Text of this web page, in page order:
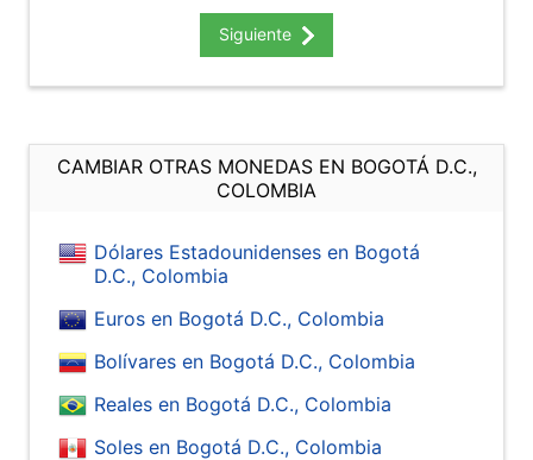
Siguiente
CAMBIAR OTRAS MONEDAS EN BOGOTÁ D.C.,
COLOMBIA
Dólares Estadounidenses en Bogotá
D.C., Colombia
Euros en Bogotá D.C., Colombia
Bolívares en Bogotá D.C., Colombia
Reales en Bogotá D.C., Colombia
Soles en Bogotá D.C., Colombia